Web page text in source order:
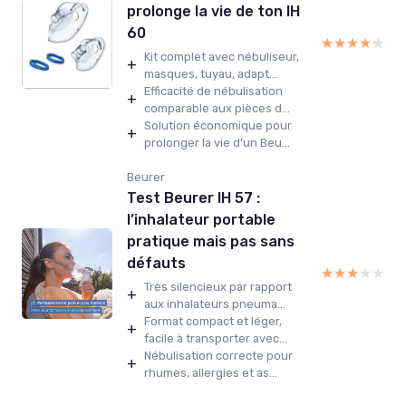
prolonge la vie de ton IH
60
+ Kit complet avec nébuliseur,
masques, tuyau, adapt...
+ Efficacité de nébulisation
comparable aux pièces d...
+ Solution économique pour
prolonger la vie d’un Beu...
★★★★★
★★★★★
Beurer
Test Beurer IH 57 :
l’inhalateur portable
pratique mais pas sans
défauts
+ Très silencieux par rapport
aux inhalateurs pneuma...
+ Format compact et léger,
facile à transporter avec...
+ Nébulisation correcte pour
rhumes, allergies et as...
★★★★★
★★★★★